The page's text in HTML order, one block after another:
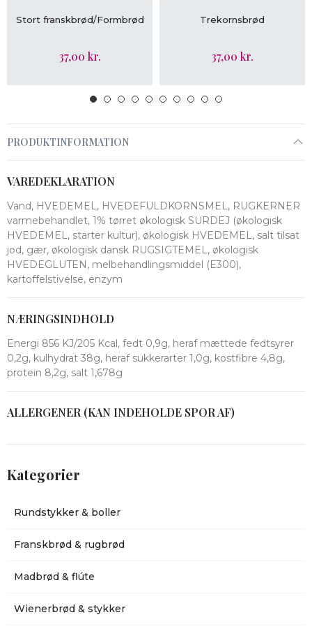
LÆG I KURV
Stort franskbrød/Formbrød
37,00 kr.
LÆG I KURV
Trekornsbrød
37,00 kr.
PRODUKTINFORMATION
VAREDEKLARATION
Vand, HVEDEMEL, HVEDEFULDKORNSMEL, RUGKERNER
varmebehandlet, 1% tørret økologisk SURDEJ (økologisk
HVEDEMEL, starter kultur), økologisk HVEDEMEL, salt tilsat
jod, gær, økologisk dansk RUGSIGTEMEL, økologisk
HVEDEGLUTEN, melbehandlingsmiddel (E300),
kartoffelstivelse, enzym
NÆRINGSINDHOLD
Energi 856 KJ/205 Kcal, fedt 0,9g, heraf mættede fedtsyrer
0,2g, kulhydrat 38g, heraf sukkerarter 1,0g, kostfibre 4,8g,
protein 8,2g, salt 1,678g
ALLERGENER (KAN INDEHOLDE SPOR AF)
Kategorier
Rundstykker & boller
Franskbrød & rugbrød
Madbrød & flúte
Wienerbrød & stykker